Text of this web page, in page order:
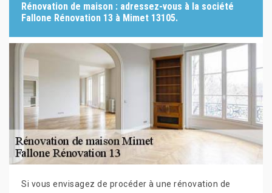
Rénovation de maison : adressez-vous à la société
Fallone Rénovation 13 à Mimet 13105.
Si vous envisagez de procéder à une rénovation de